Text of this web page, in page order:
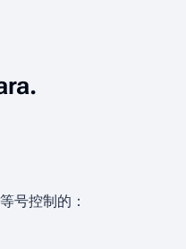
号控制的：